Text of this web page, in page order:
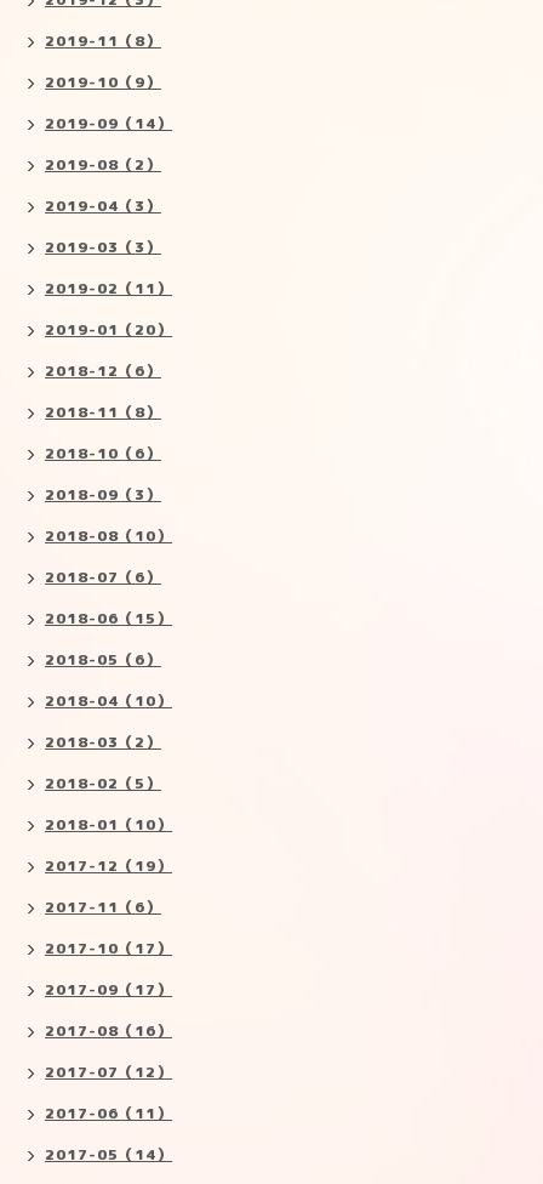
2019-11（8）
2019-10（9）
2019-09（14）
2019-08（2）
2019-04（3）
2019-03（3）
2019-02（11）
2019-01（20）
2018-12（6）
2018-11（8）
2018-10（6）
2018-09（3）
2018-08（10）
2018-07（6）
2018-06（15）
2018-05（6）
2018-04（10）
2018-03（2）
2018-02（5）
2018-01（10）
2017-12（19）
2017-11（6）
2017-10（17）
2017-09（17）
2017-08（16）
2017-07（12）
2017-06（11）
2017-05（14）